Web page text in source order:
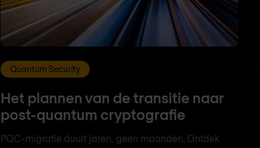
Quantum Security
Het plannen van de transitie naar
post-quantum cryptografie
PQC-migratie duurt jaren, geen maanden. Ontdek